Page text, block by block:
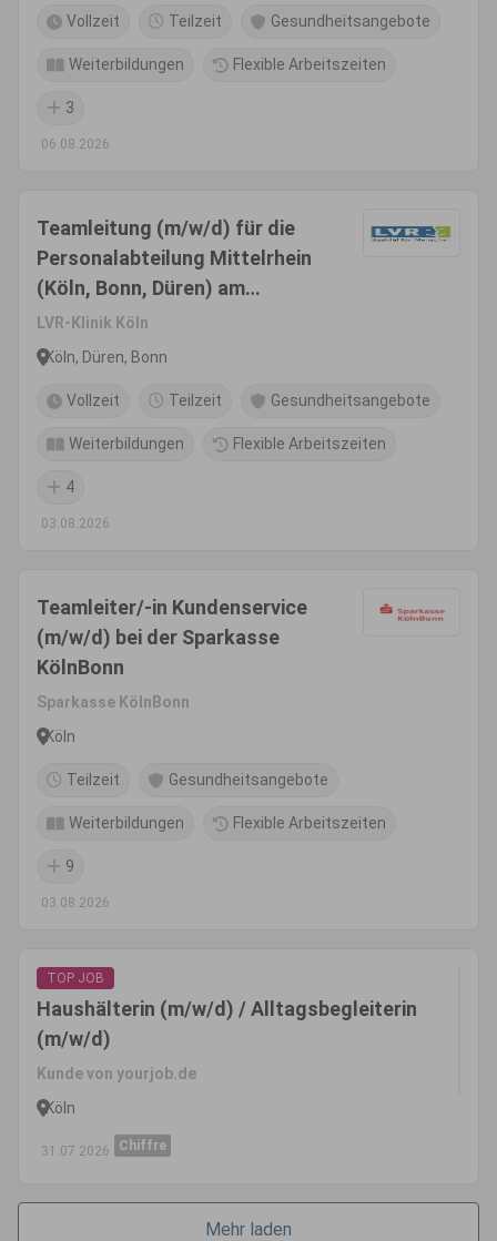
Vollzeit Teilzeit Gesundheitsangebote
Weiterbildungen Flexible Arbeitszeiten
3
06.08.2026
Teamleitung (m/w/d) für die
Personalabteilung Mittelrhein
(Köln, Bonn, Düren) am
Standort Düren
LVR-Klinik Köln
Köln, Düren, Bonn
Vollzeit Teilzeit Gesundheitsangebote
Weiterbildungen Flexible Arbeitszeiten
4
03.08.2026
Teamleiter/-in Kundenservice
(m/w/d) bei der Sparkasse
KölnBonn
Sparkasse KölnBonn
Köln
Teilzeit Gesundheitsangebote
Weiterbildungen Flexible Arbeitszeiten
9
03.08.2026
TOP JOB
Haushälterin (m/w/d) / Alltagsbegleiterin
(m/w/d)
Kunde von yourjob.de
Köln
31.07.2026 Chiffre
Mehr laden